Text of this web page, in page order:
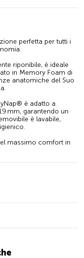
perfetta per tutti i
riponibile, è ideale
in Memory Foam di
anatomiche del Suo
è adatto a
mm, garantendo un
è lavabile,
massimo comfort in